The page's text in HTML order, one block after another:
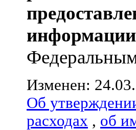
информации
Изменен:
Об
расходах , об